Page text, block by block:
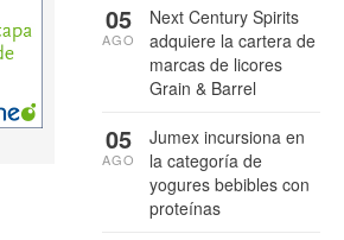
Next Century Spirits
adquiere la cartera de
marcas de licores
Grain & Barrel
05
AGO
Jumex incursiona en
la categoría de
yogures bebibles con
proteínas
05
AGO